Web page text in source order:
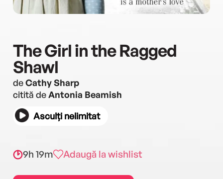
The Girl in the Ragged
Shawl
deCathy Sharp
citită deAntonia Beamish
Asculți nelimitat
9h 19m Adaugă la wishlist